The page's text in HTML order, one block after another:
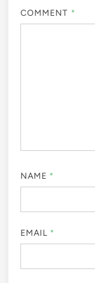
COMMENT *
NAME *
EMAIL *